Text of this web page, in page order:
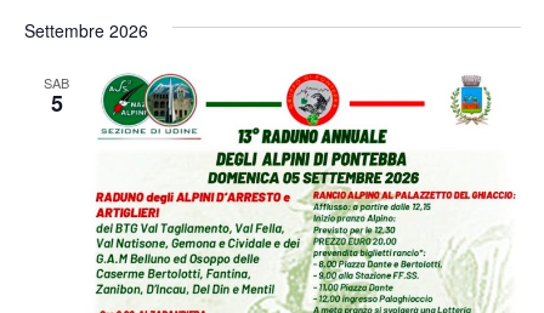
Settembre 2026
SAB
5